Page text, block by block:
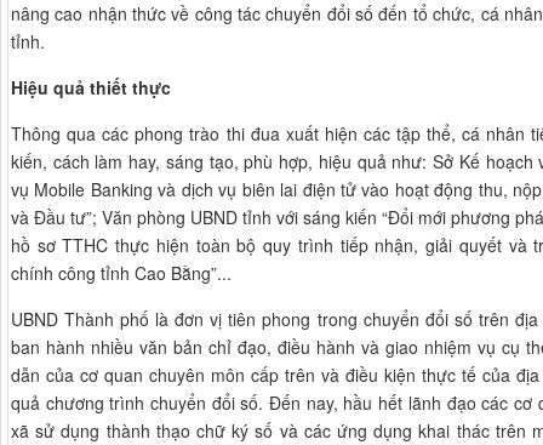
nâng cao nhận thức về công tác chuyển đổi số đến tổ chức, cá
tỉnh.
Hiệu quả thiết thực
Thông qua các phong trào thi đua xuất hiện các tập thể, cá nhân
kiến, cách làm hay, sáng tạo, phù hợp, hiệu quả như: Sở Kế
vụ Mobile Banking và dịch vụ biên lai điện tử vào hoạt động thu,
và Đầu tư”; Văn phòng UBND tỉnh với sáng kiến “Đổi mới phương
hồ sơ TTHC thực hiện toàn bộ quy trình tiếp nhận, giải quyết và
chính công tỉnh Cao Bằng”...
UBND Thành phố là đơn vị tiên phong trong chuyển đổi số trên
ban hành nhiều văn bản chỉ đạo, điều hành và giao nhiệm vụ cụ
dẫn của cơ quan chuyên môn cấp trên và điều kiện thực tế của
quả chương trình chuyển đổi số. Đến nay, hầu hết lãnh đạo các
xã sử dụng thành thạo chữ ký số và các ứng dụng khai thác trên